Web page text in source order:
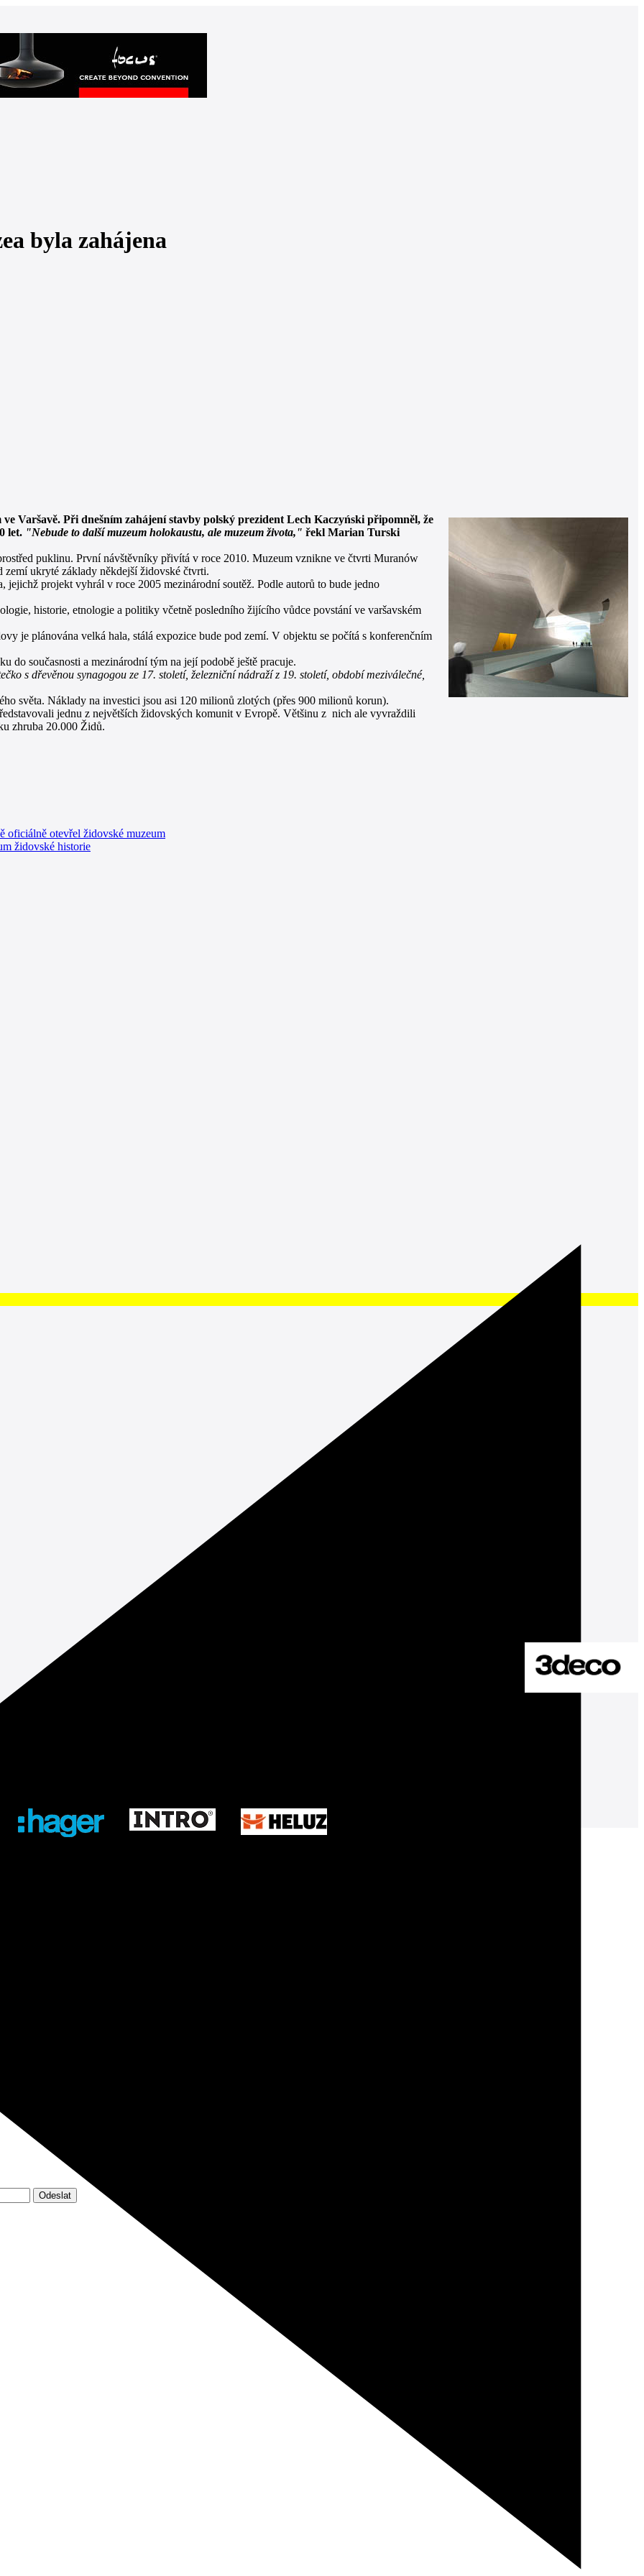
byla zahájena
Varšavě. Při dnešním zahájení stavby polský prezident Lech Kaczyński připomněl, že
let. "Nebude to další muzeum holokaustu, ale muzeum života," řekl Marian Turski
puklinu. První návštěvníky přivítá v roce 2010. Muzeum vznikne ve čtvrti Muranów
zemí ukryté základy někdejší židovské čtvrti.
projekt vyhrál v roce 2005 mezinárodní soutěž. Podle autorů to bude jedno
historie, etnologie a politiky včetně posledního žijícího vůdce povstání ve varšavském
je plánována velká hala, stálá expozice bude pod zemí. V objektu se počítá s konferenčním
současnosti a mezinárodní tým na její podobě ještě pracuje.
s dřevěnou synagogou ze 17. století, železniční nádraží z 19. století, období meziválečné,
světa. Náklady na investici jsou asi 120 milionů zlotých (přes 900 milionů korun).
jednu z největších židovských komunit v Evropě. Většinu z nich ale vyvraždili
zhruba 20.000 Židů.
oficiálně otevřel židovské muzeum
židovské historie